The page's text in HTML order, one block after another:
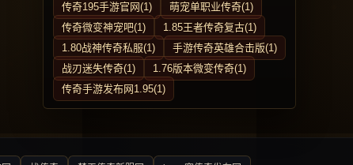
传奇195手游官网(1)
萌宠单职业传奇(1)
传奇微变神宠吧(1)
1.85王者传奇复古(1)
1.80战神传奇私服(1)
手游传奇英雄合击版(1)
战刃迷失传奇(1)
1.76版本微变传奇(1)
传奇手游发布网1.95(1)